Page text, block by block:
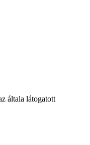
általa látogatott